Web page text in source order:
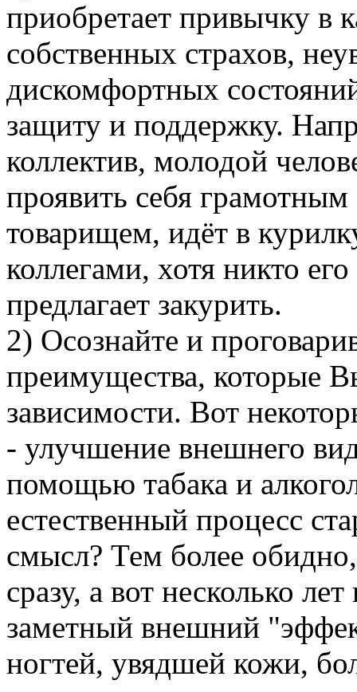
приобретает привычку в
собственных страхов,
дискомфортных
защиту и поддержку.
коллектив, молодой
проявить себя
товарищем, идёт в
коллегами, хотя никто
предлагает закурить.
2) Осознайте и
преимущества, которые
зависимости. Вот
- улучшение внешнего
помощью табака и
естественный процесс
смысл? Тем более
сразу, а вот несколько
заметный внешний
ногтей, увядшей кожи,